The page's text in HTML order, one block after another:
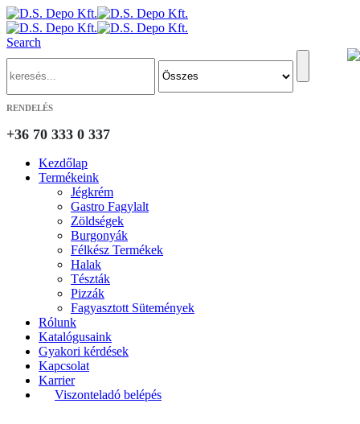
Search
RENDELÉS
+36 70 333 0 337
Kezdőlap
Termékeink
Jégkrém
Gastro Fagylalt
Zöldségek
Burgonyák
Félkész Termékek
Halak
Tészták
Pizzák
Fagyasztott Sütemények
Rólunk
Katalógusaink
Gyakori kérdések
Kapcsolat
Karrier
Viszonteladó belépés